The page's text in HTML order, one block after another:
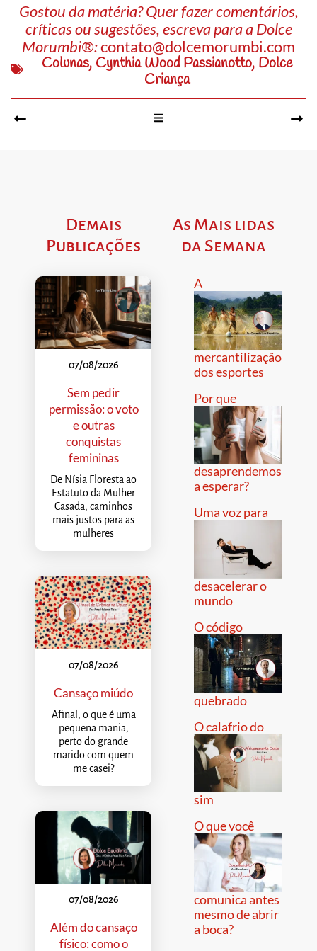
Gostou da matéria? Quer fazer comentários,
críticas ou sugestões, escreva para a Dolce
Morumbi®:contato@dolcemorumbi.com
Colunas, Cynthia Wood Passianotto, Dolce
Criança
Demais
Publicações
07/08/2026
Sem pedir
permissão: o voto
e outras
conquistas
femininas
De Nísia Floresta ao
Estatuto da Mulher
Casada, caminhos
mais justos para as
mulheres
07/08/2026
Cansaço miúdo
Afinal, o que é uma
pequena mania,
perto do grande
marido com quem
me casei?
07/08/2026
Além do cansaço
físico: como o
As Mais lidas
da Semana
A
mercantilização
dos esportes
Por que
desaprendemos
a esperar?
Uma voz para
desacelerar o
mundo
O código
quebrado
O calafrio do
sim
O que você
comunica antes
mesmo de abrir
a boca?